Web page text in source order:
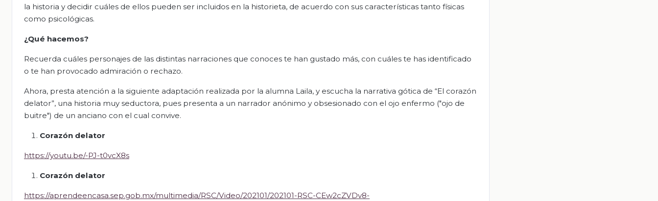
la historia y decidir cuáles de ellos pueden ser incluidos en la historieta, de acuerdo con sus características tanto físicas
como psicológicas.
¿Qué hacemos?
Recuerda cuáles personajes de las distintas narraciones que conoces te han gustado más, con cuáles te has identificado
o te han provocado admiración o rechazo.
Ahora, presta atención a la siguiente adaptación realizada por la alumna Laila, y escucha la narrativa gótica de “El corazón
delator”, una historia muy seductora, pues presenta a un narrador anónimo y obsesionado con el ojo enfermo ("ojo de
buitre") de un anciano con el cual convive.
Corazón delator
https://youtu.be/-PJ-t0vcX8s
Corazón delator
https://aprendeencasa.sep.gob.mx/multimedia/RSC/Video/202101/202101-RSC-CEw2cZVDv8-